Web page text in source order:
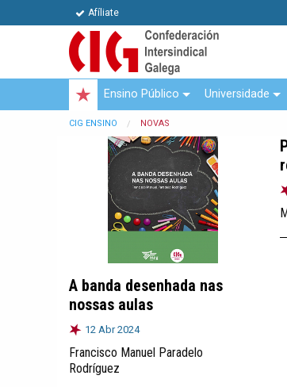
Afíliate
Ensino Público Universidade
CIG ENSINO NOVAS
A banda desenhada nas
nossas aulas
12 Abr 2024
Francisco Manuel Paradelo
Rodríguez